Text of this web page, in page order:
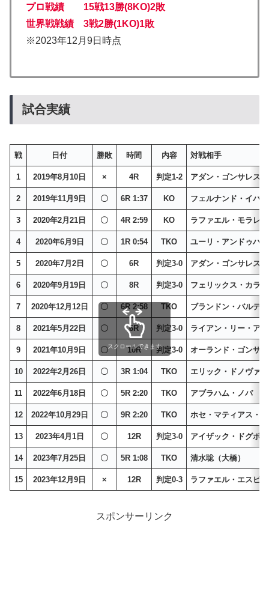
プロ戦績 15戦13勝(8KO)2敗
世界戦戦績 3戦2勝(1KO)1敗
※2023年12月9日時点
試合実績
戦 日付 勝敗 時間 内容 対戦相手
1 2019年8月10日 × 4R 判定1-2 アダン・ゴンサレス
2 2019年11月9日 〇 6R 1:37 KO フェルナンド・イバ
3 2020年2月21日 〇 4R 2:59 KO ラファエル・モラレス
4 2020年6月9日 〇 1R 0:54 TKO ユーリ・アンドゥハー
5 2020年7月2日 〇 6R 判定3-0 アダン・ゴンサレス
6 2020年9月19日 〇 8R 判定3-0 フェリックス・カラ
7 2020年12月12日 〇 6R 2:58 TKO ブランドン・バルデス
8 2021年5月22日 〇 6R 判定3-0 ライアン・リー・ア
9 2021年10月9日 〇 10R 判定3-0 オーランド・ゴンサ
10 2022年2月26日 〇 3R 1:04 TKO エリック・ドノヴァン
11 2022年6月18日 〇 5R 2:20 TKO アブラハム・ノバ
12 2022年10月29日 〇 9R 2:20 TKO ホセ・マティアス・
13 2023年4月1日 〇 12R 判定3-0 アイザック・ドグボエ
14 2023年7月25日 〇 5R 1:08 TKO 清水聡（大橋）
15 2023年12月9日 × 12R 判定0-3 ラファエル・エスピ
スクロールできます
スポンサーリンク